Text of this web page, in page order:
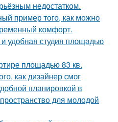
недостатком.
пример того, как можно
комфорт.
удобная студия площадью
площадью 83 кв.
как дизайнер смог
планировкой в
для молодой